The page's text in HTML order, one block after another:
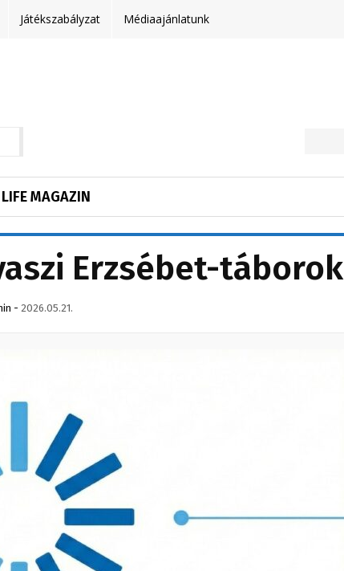
Játékszabályzat Médiaajánlatunk
LIFE MAGAZIN
Erzsébet-táborok
- 2026.05.21.